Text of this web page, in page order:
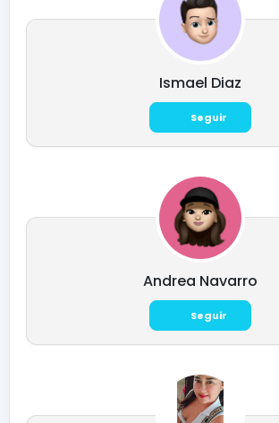
Ismael Diaz
Seguir
Andrea Navarro
Seguir